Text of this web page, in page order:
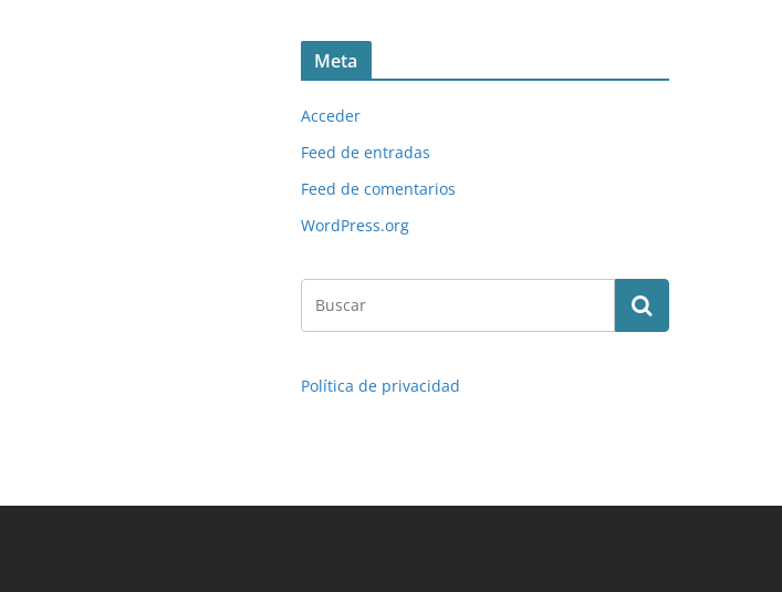
Meta
Acceder
Feed de entradas
Feed de comentarios
WordPress.org
Política de privacidad